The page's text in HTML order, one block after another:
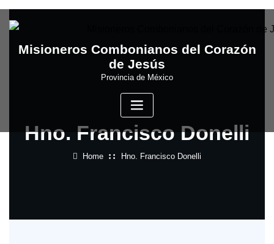
to
Misioneros Combonianos del Corazón
de Jesús
Provincia de México
Hno. Francisco Donelli
Home Hno. Francisco Donelli